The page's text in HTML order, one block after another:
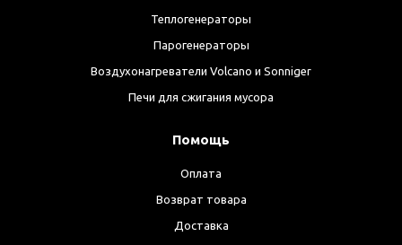
Теплогенераторы
Парогенераторы
Воздухонагреватели Volcano и Sonniger
Печи для сжигания мусора
Помощь
Оплата
Возврат товара
Доставка